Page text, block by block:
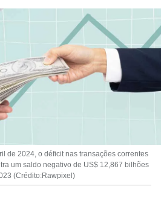
de 2024, o déficit nas transações correntes
um saldo negativo de US$ 12,867 bilhões
(Crédito:Rawpixel)